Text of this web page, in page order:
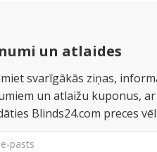
un atlaides
svarīgākās ziņas,
un atlaižu kuponus,
Blinds24.com preces